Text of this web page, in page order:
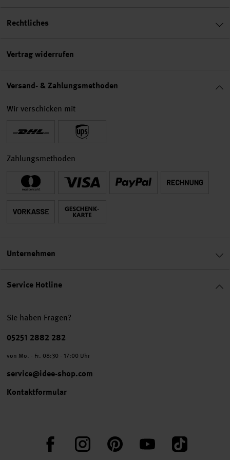
Service Hotline
Sie haben Fragen?
Telefonnummer
05251 2882 282
von Mo. - Fr. 08:30 - 17:00 Uhr
service@idee-shop.com
Kontaktformular
FacebookInstagram PinterestYouTube TikTok
Rechtliches
Vertrag widerrufen
Versand- & Zahlungsmethoden
Wir verschicken mit
Zahlungsmethoden
Unternehmen